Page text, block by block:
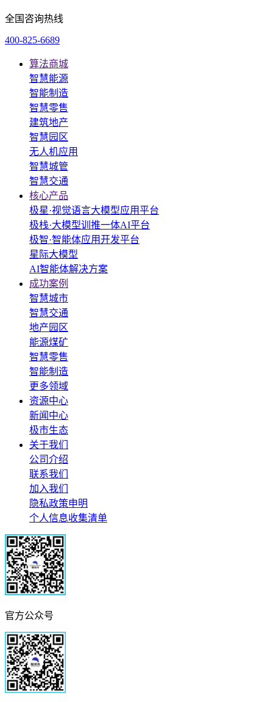
全国咨询热线
400-825-6689
算法商城
智慧能源
智能制造
智慧零售
建筑地产
智慧园区
无人机应用
智慧城管
智慧交通
核心产品
极星·视觉语言大模型应用平台
极栈·大模型训推一体AI平台
极智·智能体应用开发平台
星际大模型
AI智能体解决方案
成功案例
智慧城市
智慧交通
地产园区
能源煤矿
智慧零售
智能制造
更多领域
资源中心
新闻中心
极市生态
关于我们
公司介绍
联系我们
加入我们
隐私政策申明
个人信息收集清单
官方公众号